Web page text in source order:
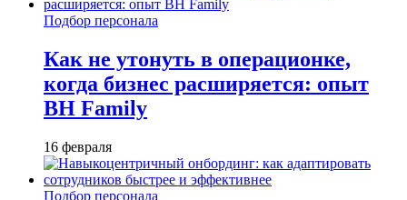
Подбор персонала
Как не утонуть в операционке,
когда бизнес расширяется: опыт
BH Family
16 февраля
Подбор персонала